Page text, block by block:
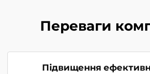
Переваги
Підвищення